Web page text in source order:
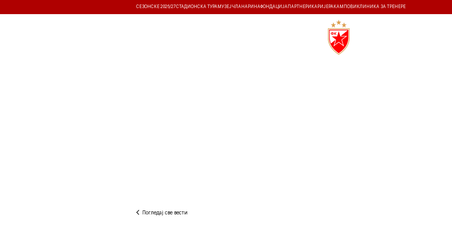
СЕЗОНСКЕ 2026/27СТАДИОНСКА ТУРА МУЗЕЈ ЧЛАНАРИНАФОНДАЦИЈА ПАРТНЕРИ КАРИЈЕРА КАМПОВИ КЛИНИКА ЗА ТРЕНЕРЕ
Погледај све вести